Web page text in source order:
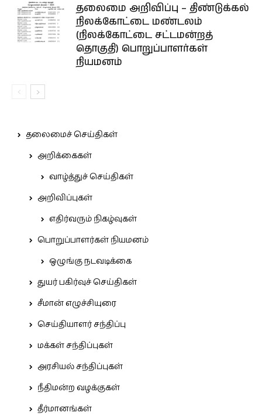
தலைமை அறிவிப்பு – திண்டுக்கல்
நிலக்கோட்டை மண்டலம்
(நிலக்கோட்டை சட்டமன்றத்
தொகுதி) பொறுப்பாளர்கள்
நியமனம்
தலைமைச் செய்திகள்
அறிக்கைகள்
வாழ்த்துச் செய்திகள்
அறிவிப்புகள்
எதிர்வரும் நிகழ்வுகள்
பொறுப்பாளர்கள் நியமனம்
ஒழுங்கு நடவடிக்கை
துயர் பகிர்வுச் செய்திகள்
சீமான் எழுச்சியுரை
செய்தியாளர் சந்திப்பு
மக்கள் சந்திப்புகள்
அரசியல் சந்திப்புகள்
நீதிமன்ற வழக்குகள்
தீர்மானங்கள்